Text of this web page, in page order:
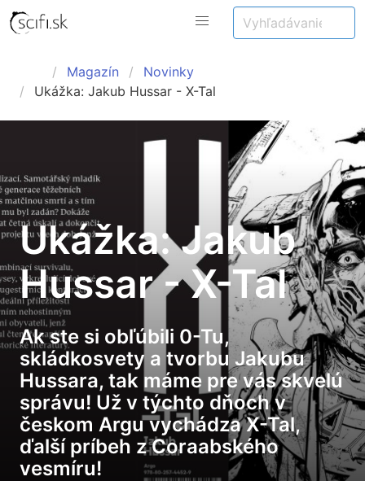
Magazín
Novinky
Ukážka: Jakub Hussar - X-Tal
Ukážka: Jakub
Hussar - X-Tal
Ak ste si obľúbili 0-Tu,
skládkosvety a tvorbu Jakubu
Hussara, tak máme pre vás skvelú
správu! Už v týchto dňoch v
českom Argu vychádza X-Tal,
ďalší príbeh z Coraabského
vesmíru!